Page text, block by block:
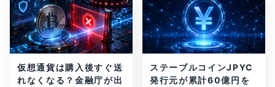
仮想通貨は購入後すぐ送
れなくなる？金融庁が出
ステーブルコインJPYC
発行元が累計60億円を